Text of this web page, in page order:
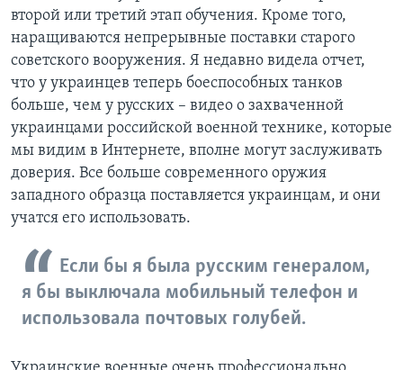
второй или третий этап обучения. Кроме того,
наращиваются непрерывные поставки старого
советского вооружения. Я недавно видела отчет,
что у украинцев теперь боеспособных танков
больше, чем у русских – видео о захваченной
украинцами российской военной технике, которые
мы видим в Интернете, вполне могут заслуживать
доверия. Все больше современного оружия
западного образца поставляется украинцам, и они
учатся его использовать.
Если бы я была русским генералом,
я бы выключала мобильный телефон и
использовала почтовых голубей.